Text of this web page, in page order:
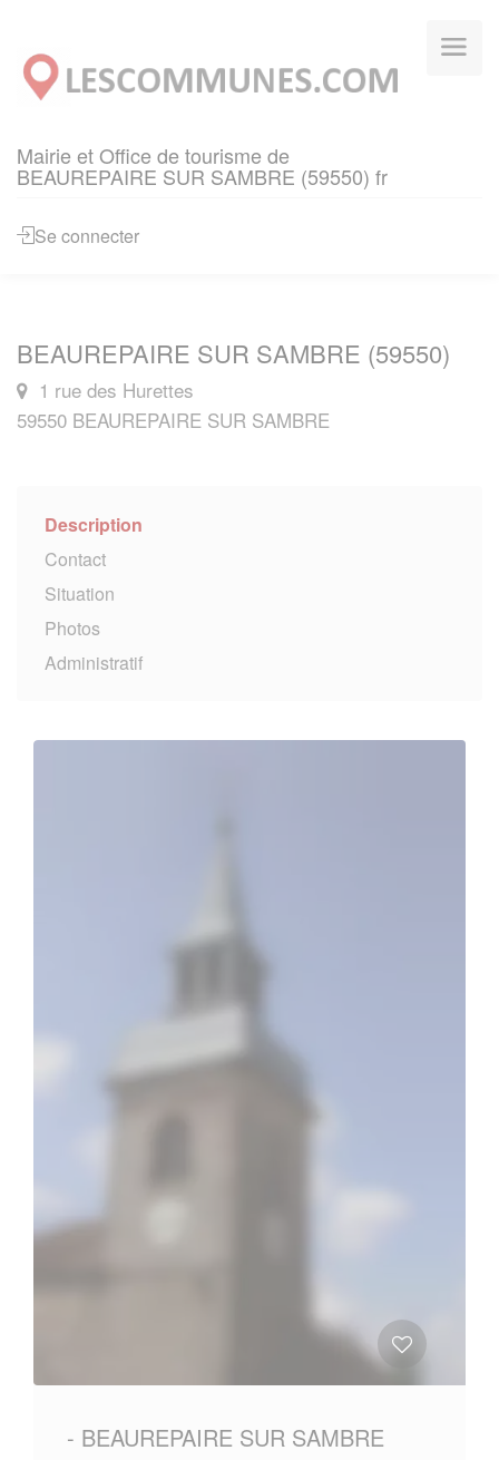
Mairie et Office de tourisme de
BEAUREPAIRE SUR SAMBRE (59550) fr
Se connecter
BEAUREPAIRE SUR SAMBRE (59550)
1 rue des Hurettes
59550 BEAUREPAIRE SUR SAMBRE
Description
Contact
Situation
Photos
Administratif
- BEAUREPAIRE SUR SAMBRE